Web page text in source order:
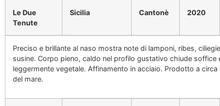
Le Due
Tenute
Sicilia Cantonè 2020
Preciso e brillante al naso mostra note di lamponi, ribes,
susine. Corpo pieno, caldo nel profilo gustativo chiude soffice
leggermente vegetale. Affinamento in acciaio. Prodotto a
del mare.